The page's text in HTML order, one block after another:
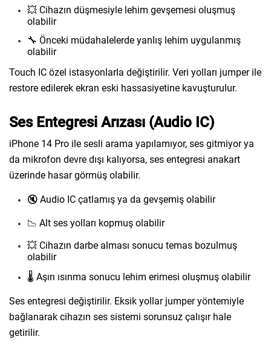
💥 Cihazın düşmesiyle lehim gevşemesi oluşmuş
olabilir
🔧 Önceki müdahalelerde yanlış lehim uygulanmış
olabilir
Touch IC özel istasyonlarla değiştirilir. Veri yolları jumper ile
restore edilerek ekran eski hassasiyetine kavuşturulur.
Ses Entegresi Arızası (Audio IC)
iPhone 14 Pro ile sesli arama yapılamıyor, ses gitmiyor ya
da mikrofon devre dışı kalıyorsa, ses entegresi anakart
üzerinde hasar görmüş olabilir.
🔇 Audio IC çatlamış ya da gevşemiş olabilir
📉 Alt ses yolları kopmuş olabilir
💥 Cihazın darbe alması sonucu temas bozulmuş
olabilir
🌡️ Aşırı ısınma sonucu lehim erimesi oluşmuş olabilir
Ses entegresi değiştirilir. Eksik yollar jumper yöntemiyle
bağlanarak cihazın ses sistemi sorunsuz çalışır hale
getirilir.